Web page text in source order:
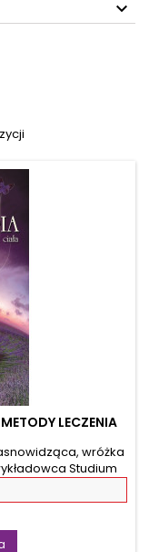
LECZENIA
wróżka
Studium
książkowych
nowy wymiar
chorób. Pokaż
skóry wiele mi